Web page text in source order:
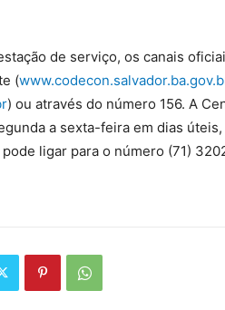
de serviço, os canais
(
) ou através do número 156. A
a sexta-feira em dias úteis,
ligar para o número (71)